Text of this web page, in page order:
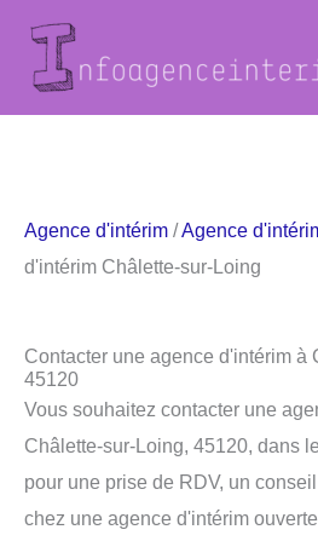
contenu
Agence d'intérim /Agence
d'intérim Châlette-sur-Loing
Contacter une agence d'intérim à
45120
Vous souhaitez contacter une
Châlette-sur-Loing, 45120, dans
pour une prise de RDV, un
chez une agence d'intérim